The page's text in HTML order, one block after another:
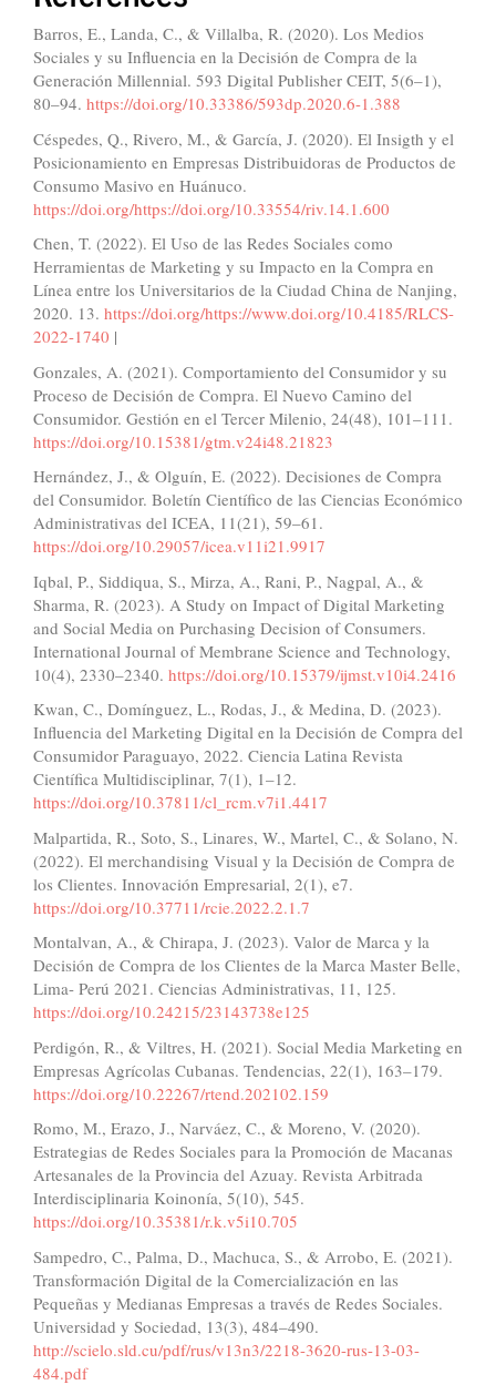
Barros, E., Landa, C., & Villalba, R. (2020). Los Medios
Sociales y su Influencia en la Decisión de Compra de la
Generación Millennial. 593 Digital Publisher CEIT, 5(6–1),
80–94. https://doi.org/10.33386/593dp.2020.6-1.388
Céspedes, Q., Rivero, M., & García, J. (2020). El Insigth y el
Posicionamiento en Empresas Distribuidoras de Productos de
Consumo Masivo en Huánuco.
https://doi.org/https://doi.org/10.33554/riv.14.1.600
Chen, T. (2022). El Uso de las Redes Sociales como
Herramientas de Marketing y su Impacto en la Compra en
Línea entre los Universitarios de la Ciudad China de Nanjing,
2020. 13. https://doi.org/https://www.doi.org/10.4185/RLCS-
2022-1740 |
Gonzales, A. (2021). Comportamiento del Consumidor y su
Proceso de Decisión de Compra. El Nuevo Camino del
Consumidor. Gestión en el Tercer Milenio, 24(48), 101–111.
https://doi.org/10.15381/gtm.v24i48.21823
Hernández, J., & Olguín, E. (2022). Decisiones de Compra
del Consumidor. Boletín Científico de las Ciencias Económico
Administrativas del ICEA, 11(21), 59–61.
https://doi.org/10.29057/icea.v11i21.9917
Iqbal, P., Siddiqua, S., Mirza, A., Rani, P., Nagpal, A., &
Sharma, R. (2023). A Study on Impact of Digital Marketing
and Social Media on Purchasing Decision of Consumers.
International Journal of Membrane Science and Technology,
10(4), 2330–2340. https://doi.org/10.15379/ijmst.v10i4.2416
Kwan, C., Domínguez, L., Rodas, J., & Medina, D. (2023).
Influencia del Marketing Digital en la Decisión de Compra del
Consumidor Paraguayo, 2022. Ciencia Latina Revista
Científica Multidisciplinar, 7(1), 1–12.
https://doi.org/10.37811/cl_rcm.v7i1.4417
Malpartida, R., Soto, S., Linares, W., Martel, C., & Solano, N.
(2022). El merchandising Visual y la Decisión de Compra de
los Clientes. Innovación Empresarial, 2(1), e7.
https://doi.org/10.37711/rcie.2022.2.1.7
Montalvan, A., & Chirapa, J. (2023). Valor de Marca y la
Decisión de Compra de los Clientes de la Marca Master Belle,
Lima- Perú 2021. Ciencias Administrativas, 11, 125.
https://doi.org/10.24215/23143738e125
Perdigón, R., & Viltres, H. (2021). Social Media Marketing en
Empresas Agrícolas Cubanas. Tendencias, 22(1), 163–179.
https://doi.org/10.22267/rtend.202102.159
Romo, M., Erazo, J., Narváez, C., & Moreno, V. (2020).
Estrategias de Redes Sociales para la Promoción de Macanas
Artesanales de la Provincia del Azuay. Revista Arbitrada
Interdisciplinaria Koinonía, 5(10), 545.
https://doi.org/10.35381/r.k.v5i10.705
Sampedro, C., Palma, D., Machuca, S., & Arrobo, E. (2021).
Transformación Digital de la Comercialización en las
Pequeñas y Medianas Empresas a través de Redes Sociales.
Universidad y Sociedad, 13(3), 484–490.
http://scielo.sld.cu/pdf/rus/v13n3/2218-3620-rus-13-03-
484.pdf